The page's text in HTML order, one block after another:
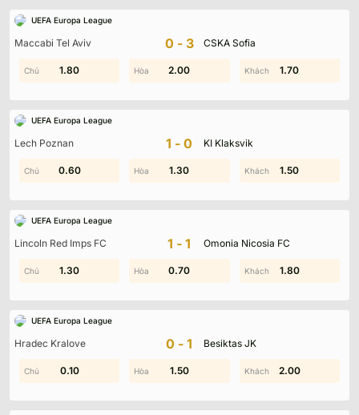
UEFA Europa League
Maccabi Tel Aviv 0-3 CSKA Sofia
0.20 1.20 0.30
1.80 2.00 1.70
UEFA Europa League
Lech Poznan 1-0 KI Klaksvik
1.90 1.60 1.80
0.60 1.30 1.50
UEFA Europa League
Lincoln Red Imps FC 1-1 Omonia Nicosia FC
2.00 1.70 1.20
1.30 0.70 1.80
UEFA Europa League
Hradec Kralove 0-1 Besiktas JK
1.60 0.60 0.50
0.10 1.50 2.00